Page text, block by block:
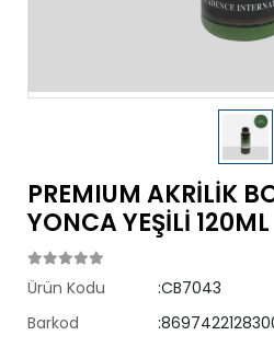
PREMIUM AKRİLİK
YONCA YEŞİLİ 120ML
Ürün Kodu
:CB7043
Barkod